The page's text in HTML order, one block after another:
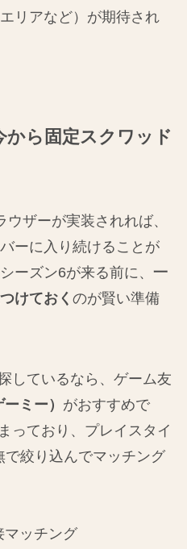
リアなど）が期待され
から固定スクワッド
ザーが実装されれば、
ーに入り続けることが
ーズン6が来る前に、 一
けておく のが賢い準備
しているなら、ゲーム友
ミー） がおすすめで
っており、プレイスタイ
で絞り込んでマッチング
マッチング